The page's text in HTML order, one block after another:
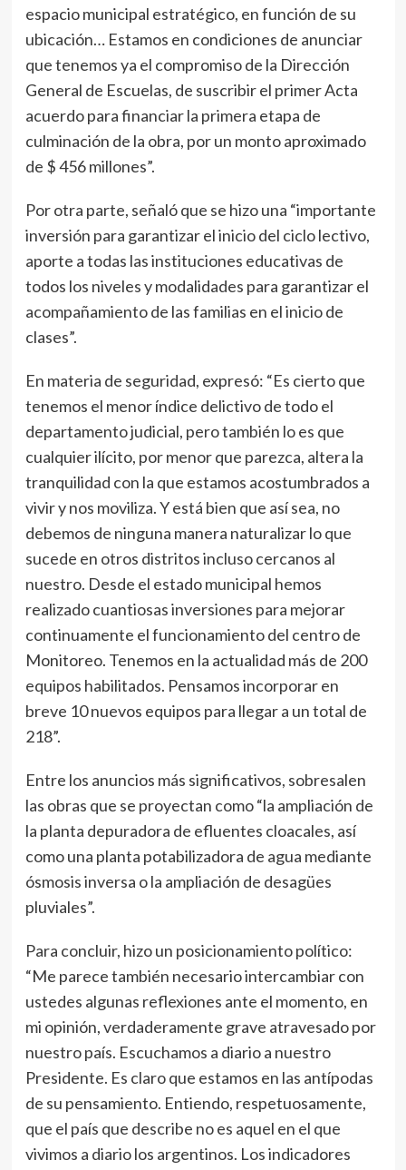
espacio municipal estratégico, en función de su
ubicación… Estamos en condiciones de anunciar
que tenemos ya el compromiso de la Dirección
General de Escuelas, de suscribir el primer Acta
acuerdo para financiar la primera etapa de
culminación de la obra, por un monto aproximado
de $ 456 millones”.
Por otra parte, señaló que se hizo una “importante
inversión para garantizar el inicio del ciclo lectivo,
aporte a todas las instituciones educativas de
todos los niveles y modalidades para garantizar el
acompañamiento de las familias en el inicio de
clases”.
En materia de seguridad, expresó: “Es cierto que
tenemos el menor índice delictivo de todo el
departamento judicial, pero también lo es que
cualquier ilícito, por menor que parezca, altera la
tranquilidad con la que estamos acostumbrados a
vivir y nos moviliza. Y está bien que así sea, no
debemos de ninguna manera naturalizar lo que
sucede en otros distritos incluso cercanos al
nuestro. Desde el estado municipal hemos
realizado cuantiosas inversiones para mejorar
continuamente el funcionamiento del centro de
Monitoreo. Tenemos en la actualidad más de 200
equipos habilitados. Pensamos incorporar en
breve 10 nuevos equipos para llegar a un total de
218”.
Entre los anuncios más significativos, sobresalen
las obras que se proyectan como “la ampliación de
la planta depuradora de efluentes cloacales, así
como una planta potabilizadora de agua mediante
ósmosis inversa o la ampliación de desagües
pluviales”.
Para concluir, hizo un posicionamiento político:
“Me parece también necesario intercambiar con
ustedes algunas reflexiones ante el momento, en
mi opinión, verdaderamente grave atravesado por
nuestro país. Escuchamos a diario a nuestro
Presidente. Es claro que estamos en las antípodas
de su pensamiento. Entiendo, respetuosamente,
que el país que describe no es aquel en el que
vivimos a diario los argentinos. Los indicadores